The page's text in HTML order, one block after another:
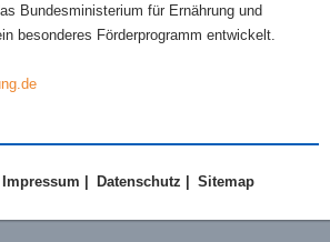
Bundesministerium für Ernährung und
besonderes Förderprogramm entwickelt.
Impressum Datenschutz Sitemap